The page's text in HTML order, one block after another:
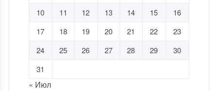
10 11 12 13 14 15
16
17
18 19 20 21 22
23
24
25 26 27 28 29
30
31
« Июл